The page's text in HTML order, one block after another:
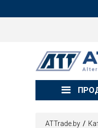
ATTrade.by